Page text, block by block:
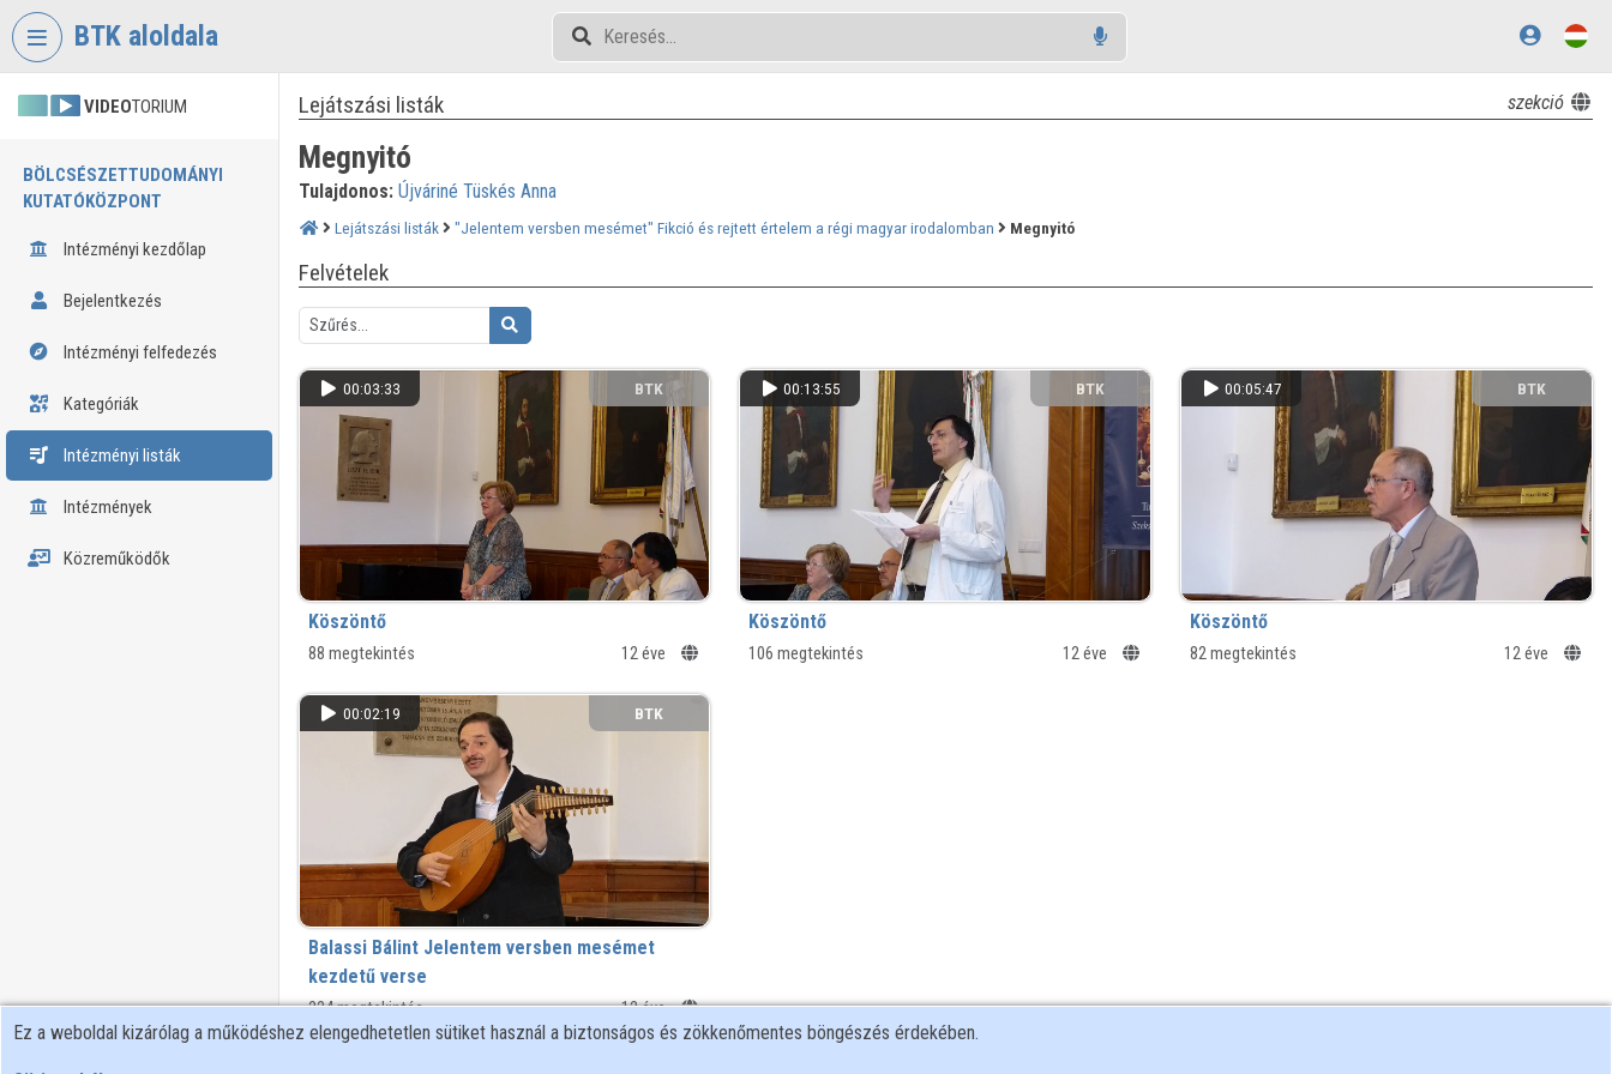
Fejléc kihagyása
BTK aloldala
VIDEOTORIUM
BÖLCSÉSZETTUDOMÁNYI
KUTATÓKÖZPONT
Intézményi kezdőlap
Bejelentkezés
Intézményi felfedezés
Kategóriák
Intézményi listák
Intézmények
Közreműködők
Lejátszási listák szekció
Megnyitó
Tulajdonos: Újváriné Tüskés Anna
Lejátszási listák "Jelentem versben mesémet" Fikció és rejtett értelem a régi magyar irodalomban Megnyitó
Felvételek
00:03:33 BTK
Köszöntő
88 megtekintés 12 éve
00:13:55 BTK
Köszöntő
106 megtekintés 12 éve
00:05:47 BTK
Köszöntő
82 megtekintés 12 éve
00:02:19 BTK
Balassi Bálint Jelentem versben mesémet
kezdetű verse
224 megtekintés 12 éve
Ez a weboldal kizárólag a működéshez elengedhetetlen sütiket használ a biztonságos és zökkenőmentes böngészés érdekében.